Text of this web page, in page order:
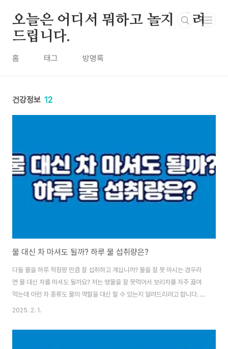
오늘은 어디서 뭐하고 놀지 알려
드립니다.
홈 태그 방명록
건강정보 12
물 대신 차 마셔도 될까? 하루 물 섭취량은?
다들 물을 하루 적정량 만큼 잘 섭취하고 계십니까? 물을 잘 못 마시는 경우라
면 물 대신 차를 마셔도 될까요? 저는 맹물을 잘 못먹어서 보리차를 자주 끓여
먹는데 이런 차 종류도 물의 역할을 대신 할 수 있는지 알려드리려고 합니다. 우
리의 몸 구성성분을 보면 물이 약 70%를 차지합니다. 그만큼 물이 우리 몸에
은 중요합니다. 성인 하루 물 섭취량한국영양학회 기준에 따르면 하루 물 섭취
2025. 2. 1.